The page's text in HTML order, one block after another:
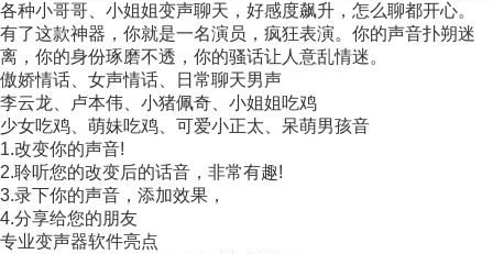
各种小哥哥、小姐姐变声聊天，好感度飙升，怎么聊都开心。
有了这款神器，你就是一名演员，疯狂表演。你的声音扑朔迷
离，你的身份琢磨不透，你的骚话让人意乱情迷。
傲娇情话、女声情话、日常聊天男声
李云龙、卢本伟、小猪佩奇、小姐姐吃鸡
少女吃鸡、萌妹吃鸡、可爱小正太、呆萌男孩音
1.改变你的声音!
2.聆听您的改变后的话音，非常有趣!
3.录下你的声音，添加效果，
4.分享给您的朋友
专业变声器软件亮点